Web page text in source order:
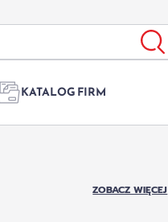
KATALOG FIRM
ZOBACZ WIĘCEJ